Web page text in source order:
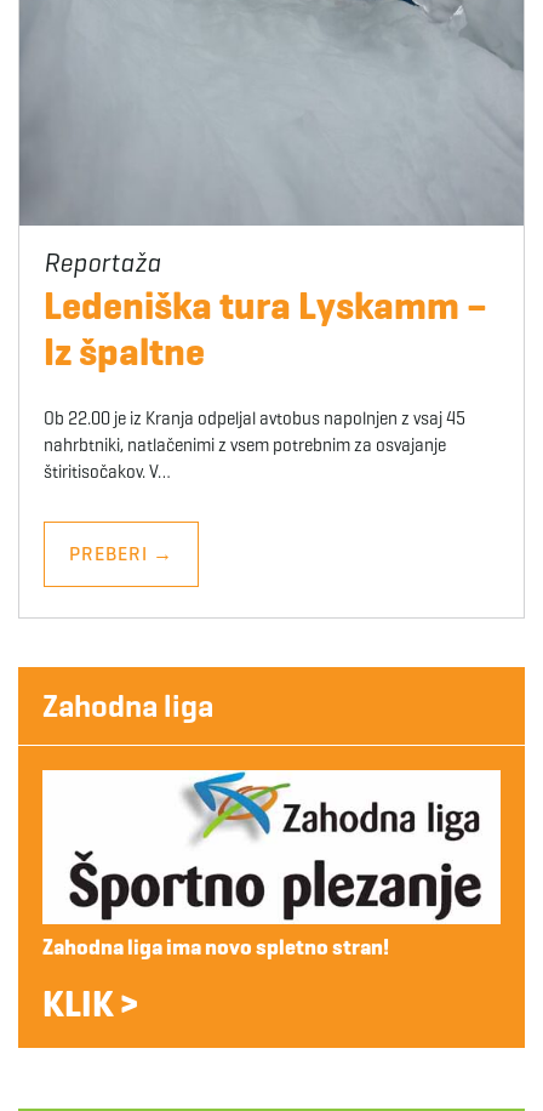
Ledeniška tura Lyskamm –
Iz špaltne
Ob 22.00 je iz Kranja odpeljal avtobus napolnjen z vsaj 45
nahrbtniki, natlačenimi z vsem potrebnim za osvajanje
štiritisočakov. V…
PREBERI →
Zahodna liga
Zahodna liga ima novo spletno stran!
KLIK >